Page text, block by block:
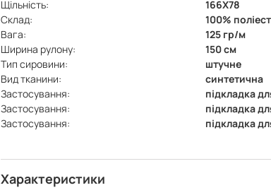
Щільність:
166X78
Склад:
100%
Вага:
125 гр/м
Ширина рулону:
150 см
Тип сировини:
штучне
Вид тканини:
синтетична
Застосування:
підкладка
Застосування:
підкладка
Застосування:
підкладка
Характеристики